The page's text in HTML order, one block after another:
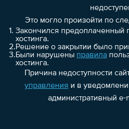
Это могло произойти по
1. Закончился предоплаченный
хостинга.
2.Решение о закрытии было
3.Были нарушены правила
хостинга.
Причина недоступности
управления и в
административный e-